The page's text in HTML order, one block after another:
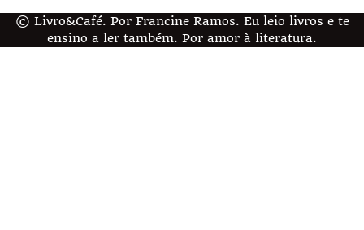
© Livro&Café. Por Francine Ramos. Eu leio livros e te
ensino a ler também. Por amor à literatura.